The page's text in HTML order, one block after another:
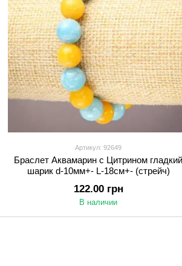
Артикул: 92649
Браслет Аквамарин с Цитрином гладкий
шарик d-10мм+- L-18см+- (стрейч)
122.00 грн
В наличии